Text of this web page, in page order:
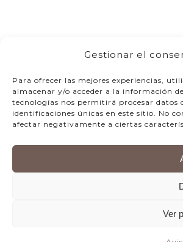
Gestionar el
Para ofrecer las mejores experiencias,
almacenar y/o acceder a la información
tecnologías nos permitirá procesar
identificaciones únicas en este sitio. No
afectar negativamente a ciertas
Ver